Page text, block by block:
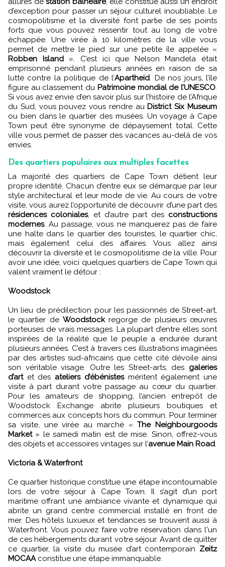
d’exception pour passer un séjour culturel inoubliable. Le
cosmopolitisme et la diversité font partie de ses points
forts que vous pouvez ressentir tout au long de votre
échappée. Une virée à 10 kilomètres de la ville vous
permet de mettre le pied sur une petite île appelée «
Robben Island». C’est ici que Nelson Mandela était
emprisonné pendant plusieurs années en raison de sa
lutte contre la politique de l’Apartheid. De nos jours, l’île
figure au classement du Patrimoine mondial de l’UNESCO.
Si vous avez envie d’en savoir plus sur l’histoire de l’Afrique
du Sud, vous pouvezvous rendre au District Six Museum
ou bien dans le quartier des musées. Un voyage à Cape
Town peut être synonyme de dépaysement total. Cette
ville vous permet de passer des vacances au-delà de vos
envies.
Des quartiers populaires aux multiples facettes
La majorité des quartiers de Cape Town détient leur
propre identité. Chacun d’entre eux se démarque par leur
style architectural et leur mode de vie. Au cours de votre
visite, vous aurez l’opportunité de découvrir d’une part des
résidences coloniales, et d’autre part des constructions
modernes. Au passage, vous ne manquerez pas de faire
une halte dans le quartier des touristes, le quartier chic,
mais également celui des affaires. Vous allez ainsi
découvrir la diversité et le cosmopolitisme de la ville. Pour
avoir une idée, voici quelques quartiers de Cape Town qui
valent vraiment le détour :
Woodstock
Un lieu de prédilection pour les passionnés de Street-art,
le quartier de Woodstockregorge de plusieurs œuvres
porteuses de vrais messages. La plupart d’entre elles sont
inspirées de la réalité que le peuple a endurée durant
plusieurs années. C’est à travers ces illustrations imaginées
par des artistes sud-africains que cette cité dévoile ainsi
son véritable visage. Outre les Street-arts, des galeries
d’artet des ateliers d’ébénistesméritent également une
visite à part durant votre passage au cœur du quartier.
Pour les amateurs de shopping, l’ancien entrepôt de
Woodstock Exchange abrite plusieurs boutiques et
commerces aux concepts hors du commun. Pour terminer
sa visite, une virée au marché «The Neighbourgoods
Market» le samedi matin est de mise. Sinon, offrez-vous
des objets et accessoires vintages sur l’avenue Main Road.
Victoria & Waterfront
Ce quartier historique constitue une étape incontournable
lors de votre séjour à Cape Town. Il s’agit d’un port
maritime offrant une ambiance vivante et dynamique qui
abrite un grand centre commercial installé en front de
mer. Des hôtels luxueux et tendances se trouvent aussi à
Waterfront. Vous pouvez faire votre réservation dans l'un
de ces hébergements durant votre séjour. Avant de quitter
ce quartier, la visite du musée d’art contemporain Zeitz
MOCAAconstitue une étape immanquable.